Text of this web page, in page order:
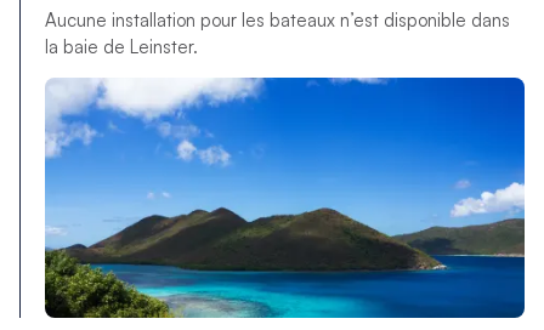
Aucune installation pour les bateaux n’est disponible dans
la baie de Leinster.